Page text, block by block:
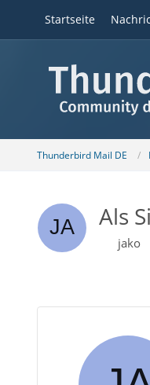
Startseite
Thunderbird Mail DE
Als
jako